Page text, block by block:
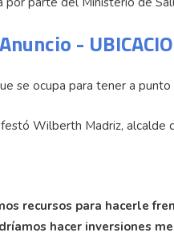
-
se ocupa para tener a
Wilberth Madriz, alcalde
recursos para hacerle
hacer inversiones